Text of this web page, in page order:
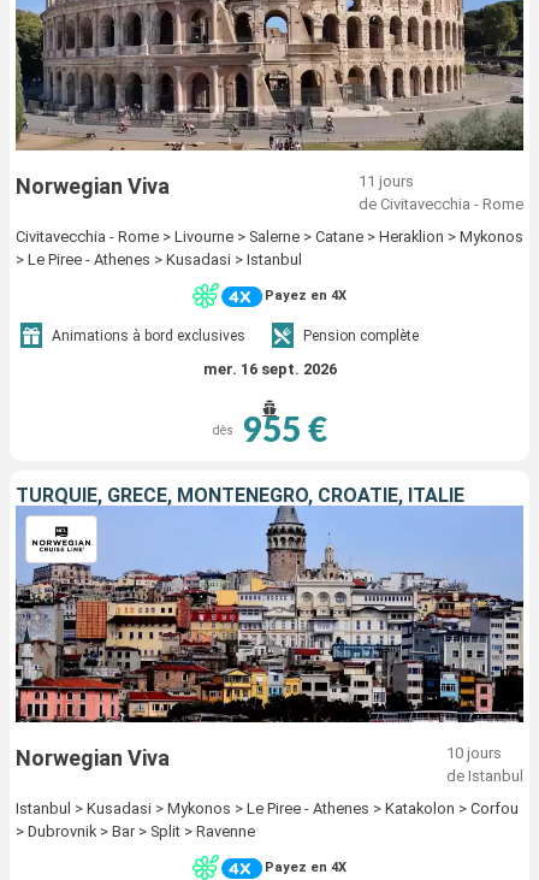
Norwegian Viva
11 jours
de Civitavecchia - Rome
Civitavecchia - Rome > Livourne > Salerne > Catane > Heraklion > Mykonos
> Le Piree - Athenes > Kusadasi > Istanbul
Payez en 4X
Animations à bord exclusives Pension complète
mer. 16 sept. 2026
dès 955 €
TURQUIE, GRÈCE, MONTÉNÉGRO, CROATIE, ITALIE
Norwegian Viva
10 jours
de Istanbul
Istanbul > Kusadasi > Mykonos > Le Piree - Athenes > Katakolon > Corfou
> Dubrovnik > Bar > Split > Ravenne
Payez en 4X